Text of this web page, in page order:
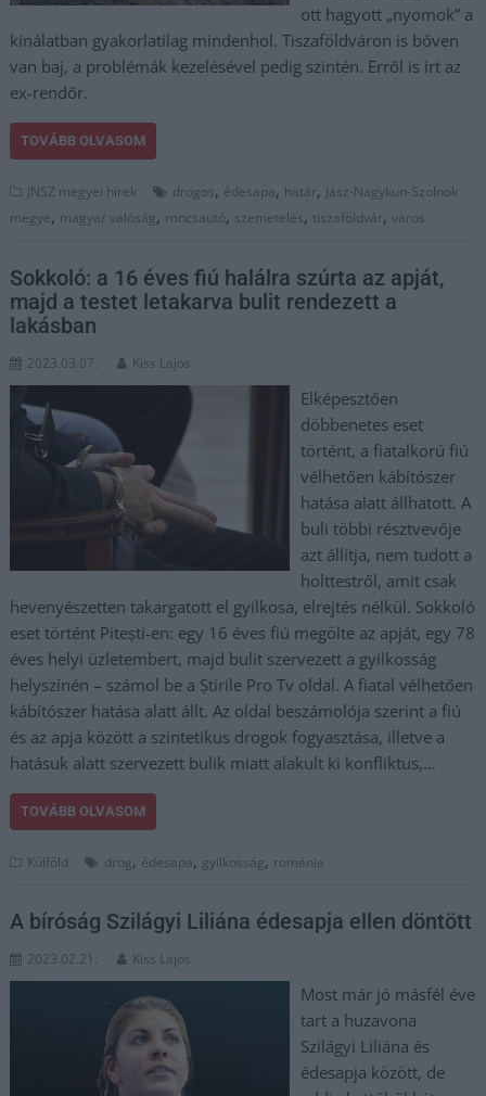
ott hagyott „nyomok” a
kínálatban gyakorlatilag mindenhol. Tiszaföldváron is bőven
van baj, a problémák kezelésével pedig szintén. Erről is írt az
ex-rendőr.
TOVÁBB OLVASOM
JNSZ megyei hírek drogos, édesapa, határ, Jász-Nagykun-Szolnok
megye, magyar valóság, roncsautó, szemetelés, tiszaföldvár,város
Sokkoló: a 16 éves fiú halálra szúrta az apját,
majd a testet letakarva bulit rendezett a
lakásban
2023.03.07. Kiss Lajos
Elképesztően
döbbenetes eset
történt, a fiatalkorú fiú
vélhetően kábítószer
hatása alatt állhatott. A
buli többi résztvevője
azt állítja, nem tudott a
holttestről, amit csak
hevenyészetten takargatott el gyilkosa, elrejtés nélkül. Sokkoló
eset történt Pitești-en: egy 16 éves fiú megölte az apját, egy 78
éves helyi üzletembert, majd bulit szervezett a gyilkosság
helyszínén – számol be a Știrile Pro Tv oldal. A fiatal vélhetően
kábítószer hatása alatt állt. Az oldal beszámolója szerint a fiú
és az apja között a szintetikus drogok fogyasztása, illetve a
hatásuk alatt szervezett bulik miatt alakult ki konfliktus,…
TOVÁBB OLVASOM
Külföld drog, édesapa, gyilkosság, románia
A bíróság Szilágyi Liliána édesapja ellen döntött
2023.02.21. Kiss Lajos
Most már jó másfél éve
tart a huzavona
Szilágyi Liliána és
édesapja között, de